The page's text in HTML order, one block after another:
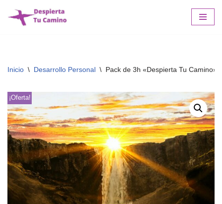
Saltar
Inicio \ Desarrollo Personal \ Pack de 3h «Despierta Tu Camino»
¡Oferta!